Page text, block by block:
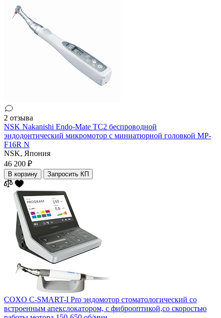
2 отзыва
NSK Nakanishi Endo-Mate TC2 беспроводной
эндодонтический микромотор с миниатюрной головкой MP-
F16R N
NSK, Япония
46 200 ₽
В корзину Запросить КП
COXO C-SMART-I Pro эндомотор стоматологический со
встроенным апекслокатором, с фиброоптикой,со скоростью